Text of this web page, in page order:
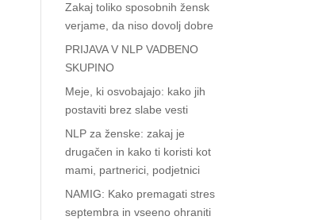
Zakaj toliko sposobnih žensk
verjame, da niso dovolj dobre
PRIJAVA V NLP VADBENO
SKUPINO
Meje, ki osvobajajo: kako jih
postaviti brez slabe vesti
NLP za ženske: zakaj je
drugačen in kako ti koristi kot
mami, partnerici, podjetnici
NAMIG: Kako premagati stres
septembra in vseeno ohraniti